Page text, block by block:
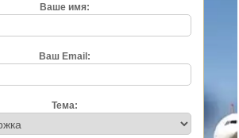
Ваше имя:
Ваш Email:
Тема: